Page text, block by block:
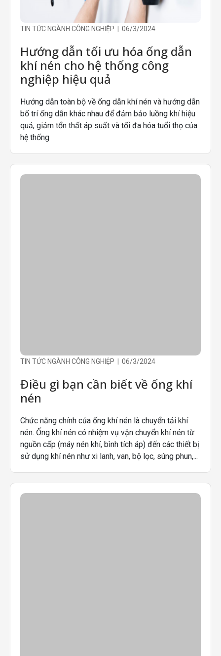
TIN TỨC NGÀNH CÔNG NGHIỆP | 06/3/2024
Hướng dẫn tối ưu hóa ống dẫn
khí nén cho hệ thống công
nghiệp hiệu quả
Hướng dẫn toàn bộ về ống dẫn khí nén và hướng dẫn
bố trí ống dẫn khác nhau để đảm bảo luồng khí hiệu
quả, giảm tổn thất áp suất và tối đa hóa tuổi thọ của
hệ thống
TIN TỨC NGÀNH CÔNG NGHIỆP | 06/3/2024
Điều gì bạn cần biết về ống khí
nén
Chức năng chính của ống khí nén là chuyển tải khí
nén. Ống khí nén có nhiệm vụ vận chuyển khí nén từ
nguồn cấp (máy nén khí, bình tích áp) đến các thiết bị
sử dụng khí nén như xi lanh, van, bộ lọc, súng phun,...